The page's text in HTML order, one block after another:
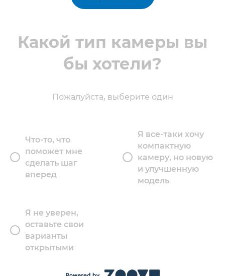
Какой тип камеры вы
бы хотели?
Пожалуйста, выберите один
Что-то, что
поможет мне
сделать шаг
вперед
Я все-таки хочу
компактную
камеру, но новую
и улучшенную
модель
Я не уверен,
оставьте свои
варианты
открытыми